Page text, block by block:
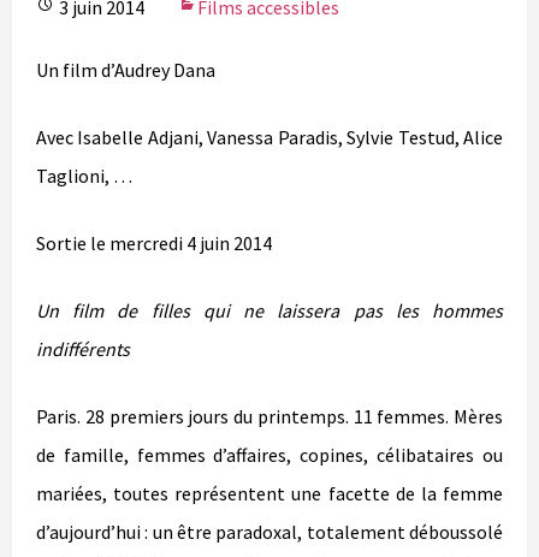
3 juin 2014 Films accessibles
Un film d’Audrey Dana
Avec Isabelle Adjani, Vanessa Paradis, Sylvie Testud, Alice
Taglioni, …
Sortie le mercredi 4 juin 2014
Un film de filles qui ne laissera pas les hommes
indifférents
Paris. 28 premiers jours du printemps. 11 femmes. Mères
de famille, femmes d’affaires, copines, célibataires ou
mariées, toutes représentent une facette de la femme
d’aujourd’hui : un être paradoxal, totalement déboussolé